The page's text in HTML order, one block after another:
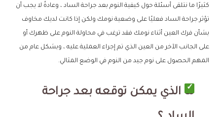
كثيرًا ما نتلقى أسئلة حول كيفية النوم بعد جراحة الساد ، وعادةً لا يجب أن
تؤثر جراحة الساد فعليًا على وضعية نومك ولكن إذا كانت لديك مخاوف
بشأن فرك العين أثناء نومك فقد ترغب في محاولة النوم على ظهرك أو
على الجانب الآخر من العين الذي تم إجراء العملية عليه ، وبشكل عام من
المهم الحصول على نوم جيد من النوم في الوضع المثالي.
ما الذي يمكن توقعه بعد جراحة